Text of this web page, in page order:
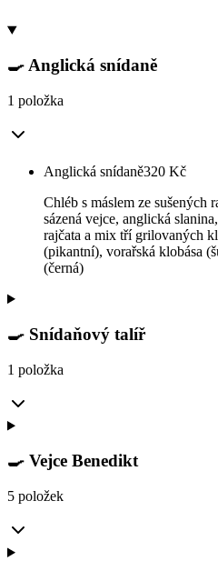
🍳 Anglická snídaně
1 položka
Anglická snídaně320 Kč
Chléb s máslem ze sušených
sázená vejce, anglická
rajčata a mix tří grilovaných
(pikantní), vorařská klobása
(černá)
🍳 Snídaňový talíř
1 položka
🍳 Vejce Benedikt
5 položek